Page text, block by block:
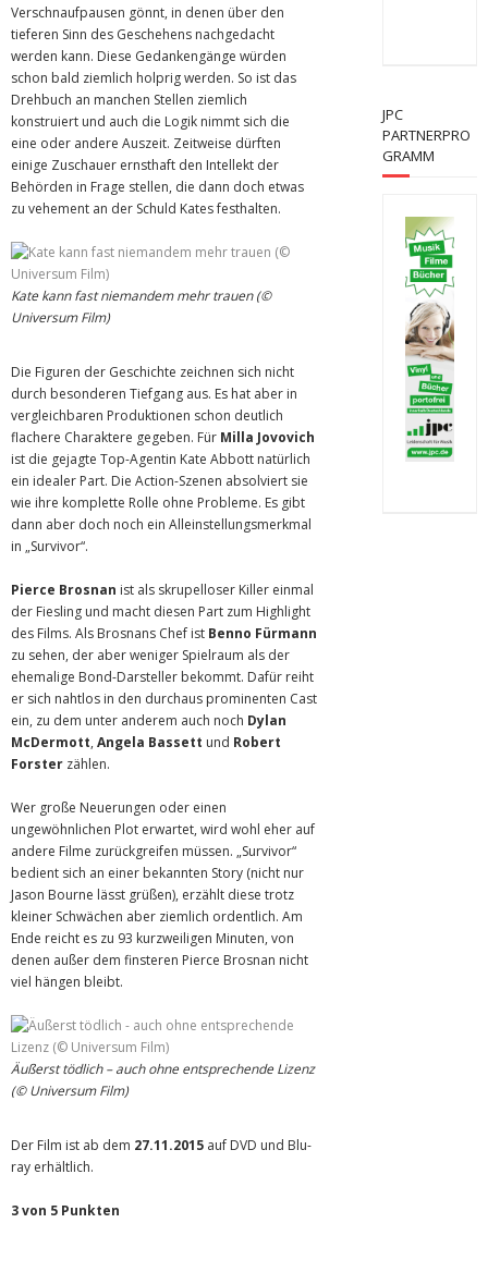
Verschnaufpausen gönnt, in denen über den
tieferen Sinn des Geschehens nachgedacht
werden kann. Diese Gedankengänge würden
schon bald ziemlich holprig werden. So ist das
Drehbuch an manchen Stellen ziemlich
konstruiert und auch die Logik nimmt sich die
eine oder andere Auszeit. Zeitweise dürften
einige Zuschauer ernsthaft den Intellekt der
Behörden in Frage stellen, die dann doch etwas
zu vehement an der Schuld Kates festhalten.
Kate kann fast niemandem mehr trauen (©
Universum Film)
Die Figuren der Geschichte zeichnen sich nicht
durch besonderen Tiefgang aus. Es hat aber in
vergleichbaren Produktionen schon deutlich
flachere Charaktere gegeben. Für Milla Jovovich
ist die gejagte Top-Agentin Kate Abbott natürlich
ein idealer Part. Die Action-Szenen absolviert sie
wie ihre komplette Rolle ohne Probleme. Es gibt
dann aber doch noch ein Alleinstellungsmerkmal
in „Survivor“.
Pierce Brosnan ist als skrupelloser Killer einmal
der Fiesling und macht diesen Part zum Highlight
des Films. Als Brosnans Chef ist Benno Fürmann
zu sehen, der aber weniger Spielraum als der
ehemalige Bond-Darsteller bekommt. Dafür reiht
er sich nahtlos in den durchaus prominenten Cast
ein, zu dem unter anderem auch noch Dylan
McDermott, Angela Bassett und Robert
Forster zählen.
Wer große Neuerungen oder einen
ungewöhnlichen Plot erwartet, wird wohl eher auf
andere Filme zurückgreifen müssen. „Survivor“
bedient sich an einer bekannten Story (nicht nur
Jason Bourne lässt grüßen), erzählt diese trotz
kleiner Schwächen aber ziemlich ordentlich. Am
Ende reicht es zu 93 kurzweiligen Minuten, von
denen außer dem finsteren Pierce Brosnan nicht
viel hängen bleibt.
Äußerst tödlich – auch ohne entsprechende Lizenz
(© Universum Film)
Der Film ist ab dem 27.11.2015 auf DVD und Blu-
ray erhältlich.
3 von 5 Punkten
JPC
PARTNERPRO
GRAMM